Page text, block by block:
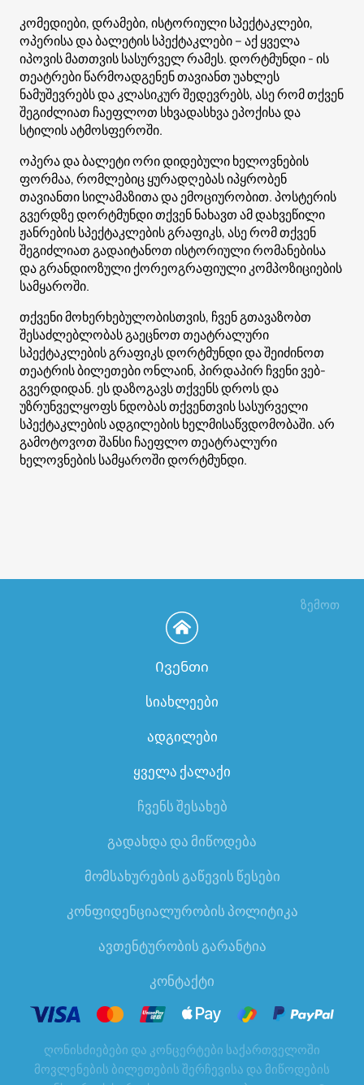
კომედიები, დრამები, ისტორიული სპექტაკლები,
ოპერისა და ბალეტის სპექტაკლები – აქ ყველა
იპოვის მათთვის სასურველ რამეს. დორტმუნდი - ის
თეატრები წარმოადგენენ თავიანთ უახლეს
ნამუშევრებს და კლასიკურ შედევრებს, ასე რომ თქვენ
შეგიძლიათ ჩაეფლოთ სხვადასხვა ეპოქისა და
სტილის ატმოსფეროში.
ოპერა და ბალეტი ორი დიდებული ხელოვნების
ფორმაა, რომლებიც ყურადღებას იპყრობენ
თავიანთი სილამაზითა და ემოციურობით. პოსტერის
გვერდზე დორტმუნდი თქვენ ნახავთ ამ დახვეწილი
ჟანრების სპექტაკლების გრაფიკს, ასე რომ თქვენ
შეგიძლიათ გადაიტანოთ ისტორიული რომანებისა
და გრანდიოზული ქორეოგრაფიული კომპოზიციების
სამყაროში.
თქვენი მოხერხებულობისთვის, ჩვენ გთავაზობთ
შესაძლებლობას გაეცნოთ თეატრალური
სპექტაკლების გრაფიკს დორტმუნდი და შეიძინოთ
თეატრის ბილეთები ონლაინ, პირდაპირ ჩვენი ვებ-
გვერდიდან. ეს დაზოგავს თქვენს დროს და
უზრუნველყოფს ნდობას თქვენთვის სასურველი
სპექტაკლების ადგილების ხელმისაწვდომობაში. არ
გამოტოვოთ შანსი ჩაეფლო თეატრალური
ხელოვნების სამყაროში დორტმუნდი.
ზემოთ
Ივენთი
სიახლეები
ადგილები
ყველა ქალაქი
ჩვენს შესახებ
გადახდა და მიწოდება
მომსახურების გაწევის წესები
კონფიდენციალურობის პოლიტიკა
ავთენტურობის გარანტია
კონტაქტი
ღონისძიებები და კონცერტები საქართველოში
მოვლენების ბილეთების შერჩევისა და მიწოდების